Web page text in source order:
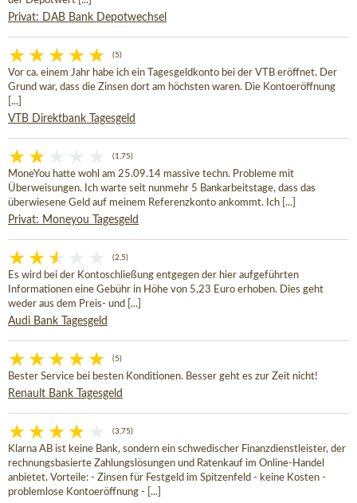
Privat: DAB Bank Depotwechsel
(5)
Vor ca. einem Jahr habe ich ein Tagesgeldkonto bei der VTB eröffnet. Der
Grund war, dass die Zinsen dort am höchsten waren. Die Kontoeröffnung
[...]
VTB Direktbank Tagesgeld
(1,75)
MoneYou hatte wohl am 25.09.14 massive techn. Probleme mit
Überweisungen. Ich warte seit nunmehr 5 Bankarbeitstage, dass das
überwiesene Geld auf meinem Referenzkonto ankommt. Ich [...]
Privat: Moneyou Tagesgeld
(2,5)
Es wird bei der Kontoschließung entgegen der hier aufgeführten
Informationen eine Gebühr in Höhe von 5,23 Euro erhoben. Dies geht
weder aus dem Preis- und [...]
Audi Bank Tagesgeld
(5)
Bester Service bei besten Konditionen. Besser geht es zur Zeit nicht!
Renault Bank Tagesgeld
(3,75)
Klarna AB ist keine Bank, sondern ein schwedischer Finanzdienstleister, der
rechnungsbasierte Zahlungslösungen und Ratenkauf im Online-Handel
anbietet. Vorteile: - Zinsen für Festgeld im Spitzenfeld - keine Kosten -
problemlose Kontoeröffnung - [...]